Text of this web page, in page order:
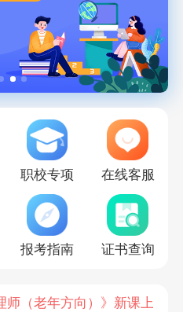
职校专项 在线客服
报考指南 证书查询
师（老年方向）》新课上线